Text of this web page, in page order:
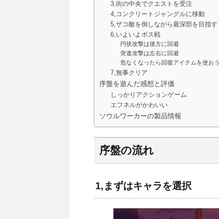
3,街の中央でクエストを受注
4,コンクリートジャングルに移動
5,ザコ敵を倒しながら最深部を目指す
6,いよいよボス戦
円状攻撃は後方に回避
突進攻撃は左右に回避
危なくなったら回復アイテムを使お
7,無事クリア
序盤を遊んだ感想と評価
しっかりアクションゲーム
エフネルがかわいい
ソウルワーカーの製品情報
序盤の流れ
1,まずはキャラを選択